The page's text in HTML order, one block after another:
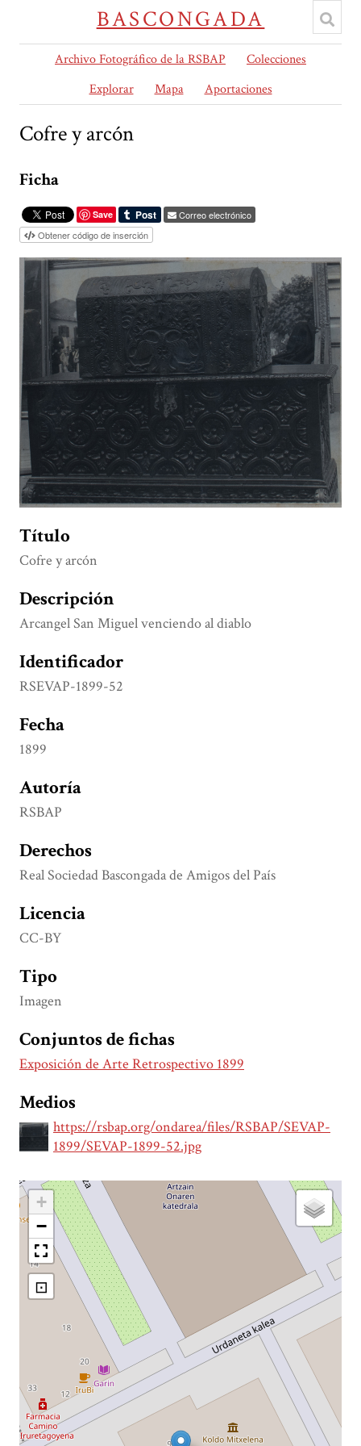
BASCONGADA
Archivo Fotográfico de la RSBAP
Colecciones
Explorar
Mapa Aportaciones
Cofre y arcón
Ficha
Save
Correo electrónico
Obtener código de inserción
Título
Cofre y arcón
Descripción
Arcangel San Miguel venciendo al diablo
Identificador
RSEVAP-1899-52
Fecha
1899
Autoría
RSBAP
Derechos
Real Sociedad Bascongada de Amigos del País
Licencia
CC-BY
Tipo
Imagen
Conjuntos de fichas
Exposición de Arte Retrospectivo 1899
Medios
https://rsbap.org/ondarea/files/RSBAP/SEVAP-
1899/SEVAP-1899-52.jpg
+
−
⊡